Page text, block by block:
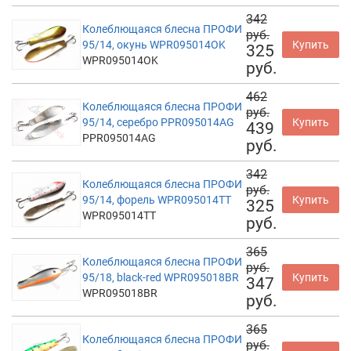
Колеблющаяся блесна ПРОФИ
95/14, окунь WPR095014OK
WPR095014OK
342
руб.
325
руб.
Купить
Колеблющаяся блесна ПРОФИ
95/14, серебро PPR095014AG
PPR095014AG
462
руб.
439
руб.
Купить
Колеблющаяся блесна ПРОФИ
95/14, форель WPR095014TT
WPR095014TT
342
руб.
325
руб.
Купить
Колеблющаяся блесна ПРОФИ
95/18, black-red WPR095018BR
WPR095018BR
365
руб.
347
руб.
Купить
Колеблющаяся блесна ПРОФИ
365
руб.